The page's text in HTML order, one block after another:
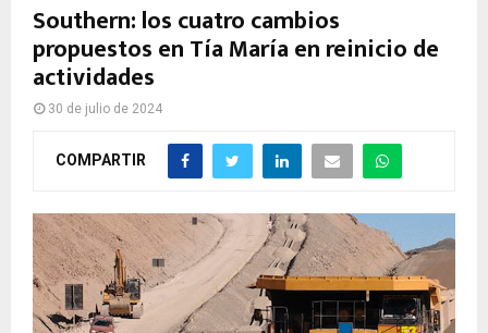
Southern: los cuatro cambios
propuestos en Tía María en reinicio de
actividades
30 de julio de 2024
COMPARTIR